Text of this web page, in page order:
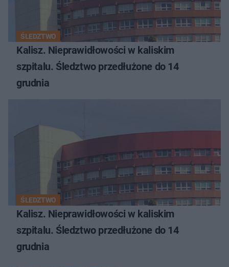
ŚLEDZTWO
Kalisz. Nieprawidłowości w kaliskim
szpitalu. Śledztwo przedłużone do 14
grudnia
ŚLEDZTWO
Kalisz. Nieprawidłowości w kaliskim
szpitalu. Śledztwo przedłużone do 14
grudnia